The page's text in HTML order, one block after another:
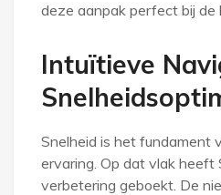
deze aanpak perfect bij de
Intuïtieve
Snelheid is het fundament
ervaring. Op dat vlak heeft
verbetering geboekt. De